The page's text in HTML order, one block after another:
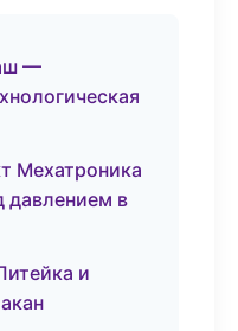
—
Мехатроника
давлением в
и